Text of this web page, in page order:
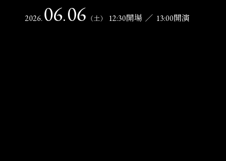
2026. 06.06 （土） 12:30開場 ／ 13:00開演